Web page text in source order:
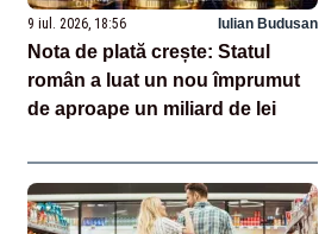
9 iul. 2026, 18:56 Iulian Budusan
Nota de plată crește: Statul
român a luat un nou împrumut
de aproape un miliard de lei